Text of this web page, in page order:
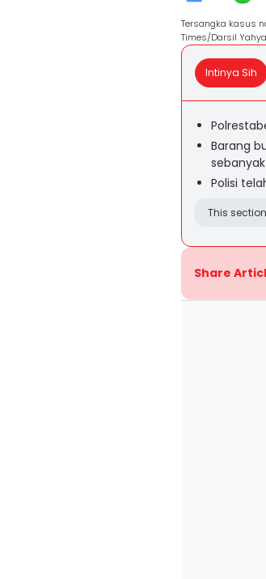
Tersangka kasus
Times/Darsil Yahya
Intinya Sih
Barang
Polisi
This
Share